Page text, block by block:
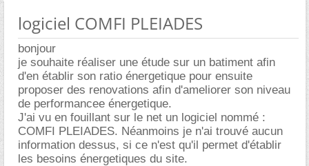
logiciel COMFI PLEIADES
bonjour
je souhaite réaliser une étude sur un batiment afin
d'en établir son ratio énergetique pour ensuite
proposer des renovations afin d'ameliorer son niveau
de performancee énergetique.
J'ai vu en fouillant sur le net un logiciel nommé :
COMFI PLEIADES. Néanmoins je n'ai trouvé aucun
information dessus, si ce n'est qu'il permet d'établir
les besoins énergetiques du site.